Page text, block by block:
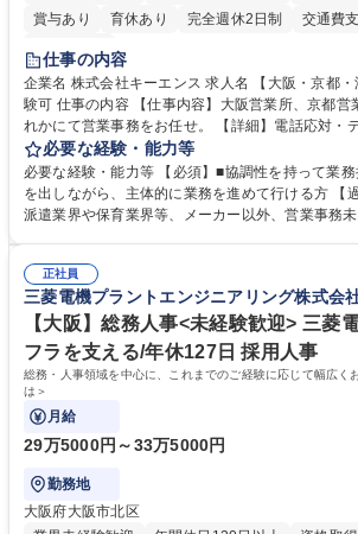
賞与あり
育休あり 完全週休2日制 交通費
土日祝休み
仕事の内容
企業名 株式会社キーエンス 求人名 【大阪・京都・滋賀】営業事務 ※未経
験可 仕事の内容 【仕事内容】大阪営業所、京都営業所、滋賀営業所いず
れかにて営業事務をお任せ。 【詳細】電話応対・
の作成・カタログ送付・来客対応・営業所内で発生
善をお任せ。 【教育制度】ご入社後、育成担当とペアになりながらOJTに
て業務を覚えていただくことが可能です。業務シ
れているため、スムーズに仕事に慣れることがで
募集職種 【大阪・京都・滋賀】営業事務 ※未経験可
必要な経験・能力等
必要な経験・能力等 【必須】■協調性を持って業
を出しながら、主体的に業務を進めて行ける方 【
派遣業界や保育業界等、メーカー以外、営業事務
えて、お客様や社員の状況に合わせ、能動的なサポ
待され。組織を支えるスペシャリストとして、チー
社員から頼られる存在になることができます。平
務の持ち帰りも禁止されており、メリハリのある働
歴・資格 学歴：大学院 大学 高専 短大 語学力： 資
正社員
三菱電機プラントエンジニアリング株式会
【大阪】総務人事<未経験歓迎> 三菱
フラを支える/年休127日 採用人事
総務・人事領域を中心に、これまでのご経験に応じて幅広く
は＞
月給
29万5000円～33万5000円
勤務地
大阪府大阪市北区